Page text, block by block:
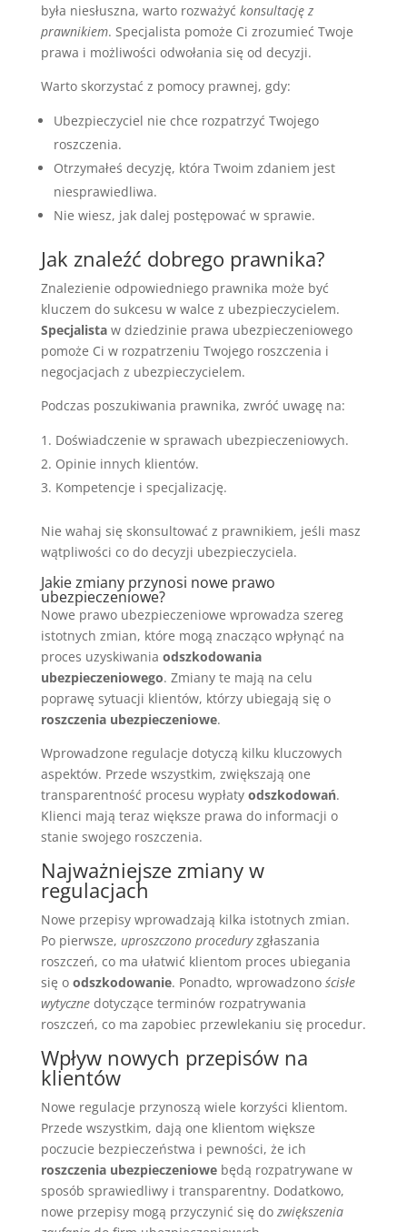
była niesłuszna, warto rozważyć konsultację z
prawnikiem. Specjalista pomoże Ci zrozumieć Twoje
prawa i możliwości odwołania się od decyzji.
Warto skorzystać z pomocy prawnej, gdy:
Ubezpieczyciel nie chce rozpatrzyć Twojego
roszczenia.
Otrzymałeś decyzję, która Twoim zdaniem jest
niesprawiedliwa.
Nie wiesz, jak dalej postępować w sprawie.
Jak znaleźć dobrego prawnika?
Znalezienie odpowiedniego prawnika może być
kluczem do sukcesu w walce z ubezpieczycielem.
Specjalistaw dziedzinie prawa ubezpieczeniowego
pomoże Ci w rozpatrzeniu Twojego roszczenia i
negocjacjach z ubezpieczycielem.
Podczas poszukiwania prawnika, zwróć uwagę na:
Doświadczenie w sprawach ubezpieczeniowych.
Opinie innych klientów.
Kompetencje i specjalizację.
Nie wahaj się skonsultować z prawnikiem, jeśli masz
wątpliwości co do decyzji ubezpieczyciela.
Jakie zmiany przynosi nowe prawo
ubezpieczeniowe?
Nowe prawo ubezpieczeniowe wprowadza szereg
istotnych zmian, które mogą znacząco wpłynąć na
proces uzyskiwania odszkodowania
ubezpieczeniowego. Zmiany te mają na celu
poprawę sytuacji klientów, którzy ubiegają się o
roszczenia ubezpieczeniowe.
Wprowadzone regulacje dotyczą kilku kluczowych
aspektów. Przede wszystkim, zwiększają one
transparentność procesu wypłaty odszkodowań.
Klienci mają teraz większe prawa do informacji o
stanie swojego roszczenia.
Najważniejsze zmiany w
regulacjach
Nowe przepisy wprowadzają kilka istotnych zmian.
Po pierwsze, uproszczono proceduryzgłaszania
roszczeń, co ma ułatwić klientom proces ubiegania
się o odszkodowanie. Ponadto, wprowadzono ścisłe
wytycznedotyczące terminów rozpatrywania
roszczeń, co ma zapobiec przewlekaniu się procedur.
Wpływ nowych przepisów na
klientów
Nowe regulacje przynoszą wiele korzyści klientom.
Przede wszystkim, dają one klientom większe
poczucie bezpieczeństwa i pewności, że ich
roszczenia ubezpieczeniowebędą rozpatrywane w
sposób sprawiedliwy i transparentny. Dodatkowo,
nowe przepisy mogą przyczynić się do zwiększenia